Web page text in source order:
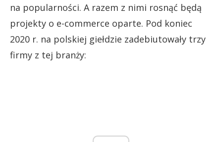
na popularności. A razem z nimi rosnąć będą
projekty o e-commerce oparte. Pod koniec
2020 r. na polskiej giełdzie zadebiutowały trzy
firmy z tej branży: